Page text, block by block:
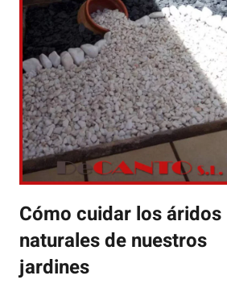
Cómo cuidar los áridos
naturales de nuestros
jardines